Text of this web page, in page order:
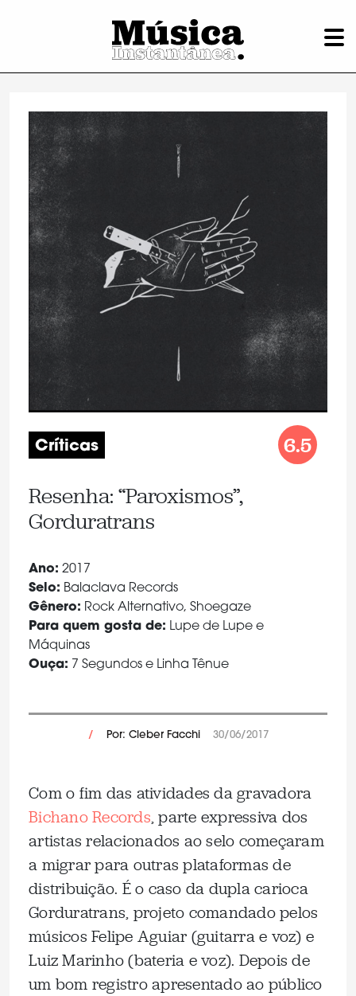
Críticas 6.5
Resenha: “Paroxismos”,
Gorduratrans
Ano: 2017
Selo: Balaclava Records
Gênero: Rock Alternativo, Shoegaze
Para quem gosta de: Lupe de Lupe e
Máquinas
Ouça: 7 Segundos e Linha Tênue
/ Por: Cleber Facchi 30/06/2017
Com o fim das atividades da gravadora
Bichano Records, parte expressiva dos
artistas relacionados ao selo começaram
a migrar para outras plataformas de
distribuição. É o caso da dupla carioca
Gorduratrans, projeto comandado pelos
músicos Felipe Aguiar (guitarra e voz) e
Luiz Marinho (bateria e voz). Depois de
um bom registro apresentado ao público